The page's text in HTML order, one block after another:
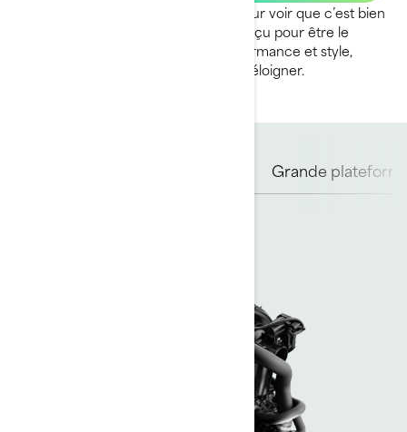
Il suffit d’un coup d’œil sur le GTX pour voir que c’est bien
plus qu’une simple motomarine. Conçu pour être le
parfait mélange entre confort, performance et style,
vous aurez de la difficulté à vous en éloigner.
Grande